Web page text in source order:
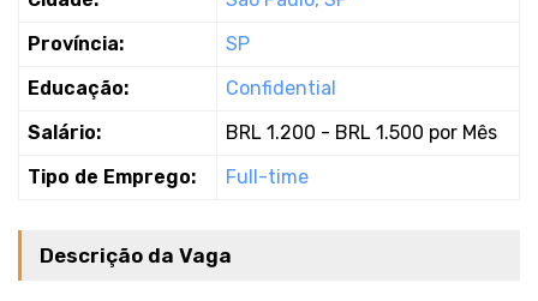
Província:
SP
Educação:
Confidential
Salário:
BRL 1.200 - BRL 1.500 por Mês
Tipo de Emprego:
Full-time
Descrição da Vaga